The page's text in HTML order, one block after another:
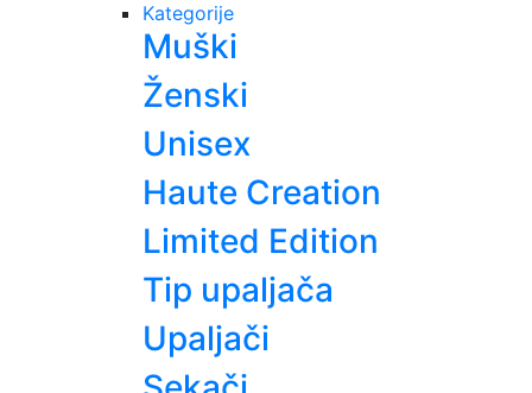
Kategorije
Muški
Ženski
Unisex
Haute Creation
Limited Edition
Tip upaljača
Upaljači